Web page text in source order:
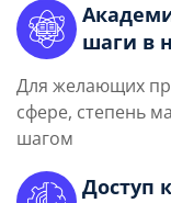
шаги в
Для желающих
сфере, степень
шагом
Доступ